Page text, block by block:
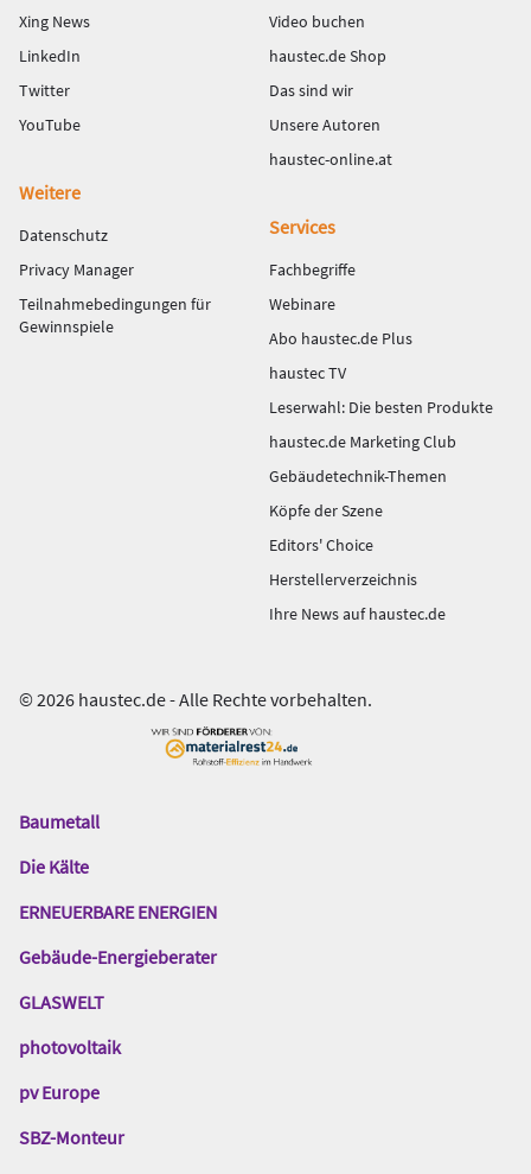
Xing News
LinkedIn
Twitter
YouTube
Video buchen
haustec.de Shop
Das sind wir
Unsere Autoren
haustec-online.at
Weitere
Datenschutz
Privacy Manager
Teilnahmebedingungen für
Gewinnspiele
Services
Fachbegriffe
Webinare
Abo haustec.de Plus
haustec TV
Leserwahl: Die besten Produkte
haustec.de Marketing Club
Gebäudetechnik-Themen
Köpfe der Szene
Editors' Choice
Herstellerverzeichnis
Ihre News auf haustec.de
© 2026 haustec.de - Alle Rechte vorbehalten.
Das
Gentner
Baumetall
Die Kälte
ERNEUERBARE ENERGIEN
Gebäude-Energieberater
GLASWELT
photovoltaik
pv Europe
SBZ-Monteur